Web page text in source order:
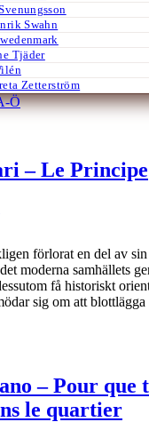
Swahn
Tjäder
Zetterström
Ö
– Le Principe
förlorat en del av
moderna samhällets
få historiskt
sig om att
– Pour que
le quartier